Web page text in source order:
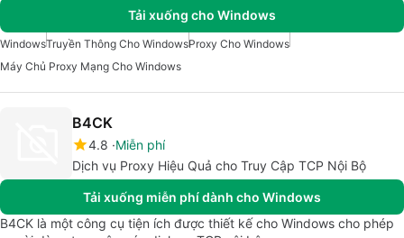
Tải xuống cho Windows
WindowsTruyền Thông Cho WindowsProxy Cho Windows
Máy Chủ Proxy Mạng Cho Windows
B4CK
4.8 Miễn phí
Dịch vụ Proxy Hiệu Quả cho Truy Cập TCP Nội Bộ
Tải xuống miễn phí dành cho Windows
B4CK là một công cụ tiện ích được thiết kế cho Windows cho phép